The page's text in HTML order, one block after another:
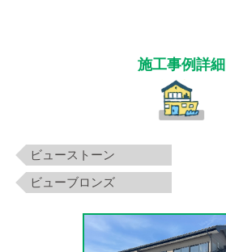
施工事例詳細
ビューストーン
ビューブロンズ